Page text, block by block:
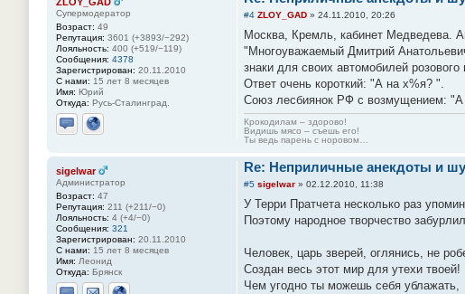
Супермодератор
Возраст: 49
Репутация: 3601 (+3893/−292)
Лояльность: 400 (+519/−119)
Сообщения: 4378
Зарегистрирован: 20.11.2010
С нами: 15 лет 8 месяцев
Имя: Юрий
Откуда: Русь-Сталинград.
Отправить личное сообщение
Сайт
#4 ZLOY_GAD » 24.11.2010, 20:26
Москва, Кремль, кабинет Медведева.
"Многоуважаемый Дмитрий
знаки для своих автомобилей
Ответ очень короткий: "А на х%я? ".
Союз лесбиянок РФ с возмущением: "А
Крокодилам – здорово!
Видишь мясо – съешь его!
Ты ведь парень с норовом…
sigelwar
Администратор
Возраст: 47
Репутация: 211 (+211/−0)
Лояльность: 4 (+4/−0)
Сообщения: 321
Зарегистрирован: 20.11.2010
С нами: 15 лет 8 месяцев
Имя: Леонид
Откуда: Брянск
Re: Неприличные анекдоты и
#5 sigelwar » 02.12.2010, 11:38
У Терри Пратчета несколько раз
Поэтому народное творчество
Человек, царь зверей, оглянись, не
Создан весь этот мир для утехи твоей!
Чем угодно ты можешь себя ублажать,